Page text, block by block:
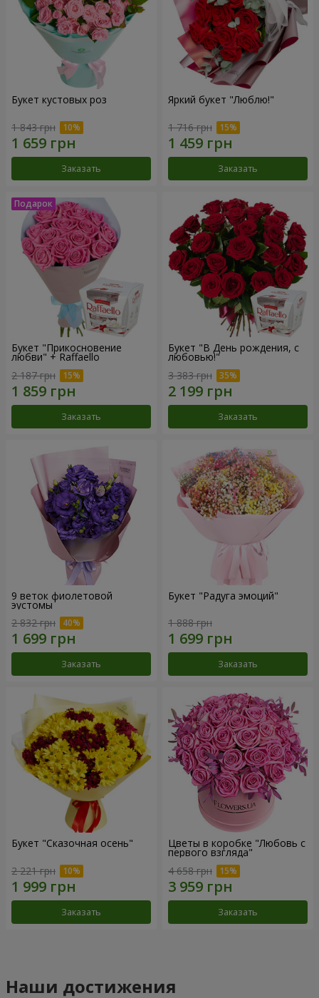
Букет кустовых роз
1 843 грн
Заказать
Яркий букет "Люблю!"
1 716 грн
Заказать
Букет "Прикосновение
любви" + Raffaello
2 187 грн
Заказать
Букет "В День рождения, с
любовью!"
3 383 грн
Заказать
9 веток фиолетовой
эустомы
2 832 грн
Заказать
Букет "Радуга эмоций"
1 888 грн
Заказать
Букет "Сказочная осень"
2 221 грн
Заказать
Цветы в коробке "Любовь с
первого взгляда"
4 658 грн
Заказать
Наши достижения